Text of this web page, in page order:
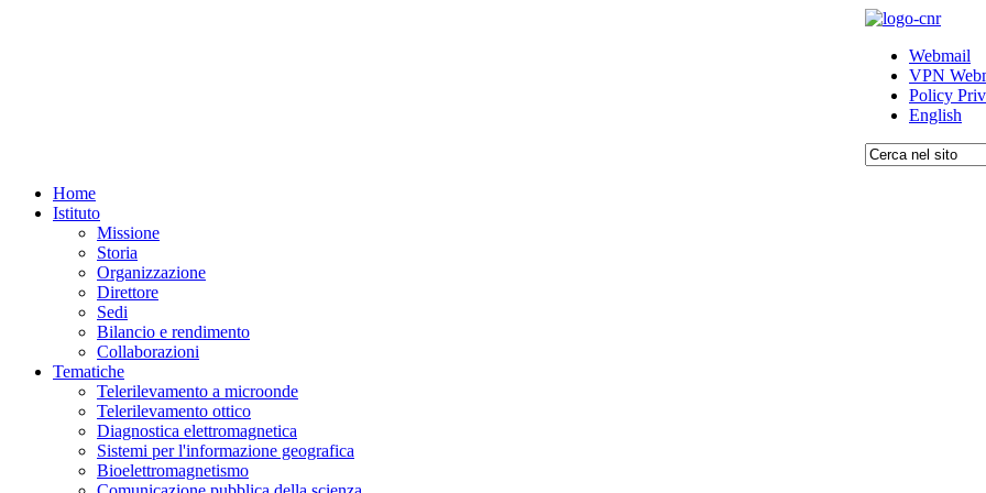
Webmail
VPN
Policy
English
Home
Istituto
Missione
Storia
Organizzazione
Direttore
Sedi
Bilancio e rendimento
Collaborazioni
Tematiche
Telerilevamento a microonde
Telerilevamento ottico
Diagnostica elettromagnetica
Sistemi per l'informazione geografica
Bioelettromagnetismo